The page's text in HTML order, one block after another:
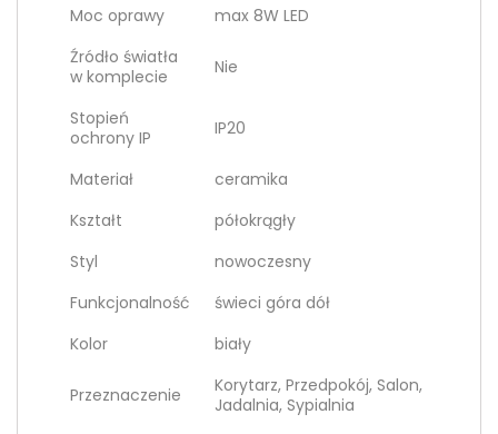
Moc oprawy
max 8W LED
Źródło światła
w komplecie
Nie
Stopień
ochrony IP
IP20
Materiał
ceramika
Kształt
półokrągły
Styl
nowoczesny
Funkcjonalność
świeci góra dół
Kolor
biały
Przeznaczenie
Korytarz, Przedpokój, Salon,
Jadalnia, Sypialnia